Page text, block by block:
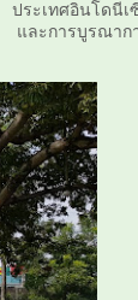
ประเทศอินโดนีเ
และการบูรณาก